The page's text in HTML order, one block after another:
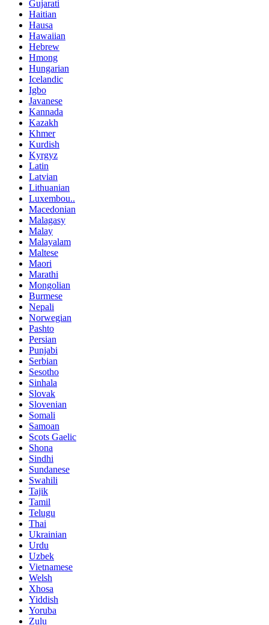
Gujarati
Haitian
Hausa
Hawaiian
Hebrew
Hmong
Hungarian
Icelandic
Igbo
Javanese
Kannada
Kazakh
Khmer
Kurdish
Kyrgyz
Latin
Latvian
Lithuanian
Luxembou..
Macedonian
Malagasy
Malay
Malayalam
Maltese
Maori
Marathi
Mongolian
Burmese
Nepali
Norwegian
Pashto
Persian
Punjabi
Serbian
Sesotho
Sinhala
Slovak
Slovenian
Somali
Samoan
Scots Gaelic
Shona
Sindhi
Sundanese
Swahili
Tajik
Tamil
Telugu
Thai
Ukrainian
Urdu
Uzbek
Vietnamese
Welsh
Xhosa
Yiddish
Yoruba
Zulu